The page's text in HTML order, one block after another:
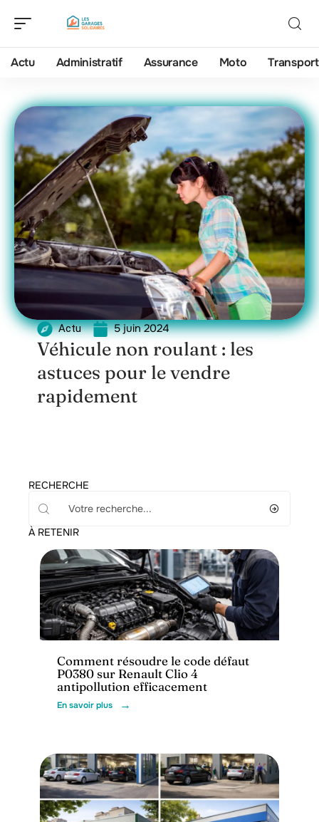
Actu Administratif Assurance Moto Transport
Actu 5 juin 2024
Véhicule non roulant : les
astuces pour le vendre
rapidement
RECHERCHE
À RETENIR
Actu
Comment résoudre le code défaut
P0380 sur Renault Clio 4
antipollution efficacement
En savoir plus